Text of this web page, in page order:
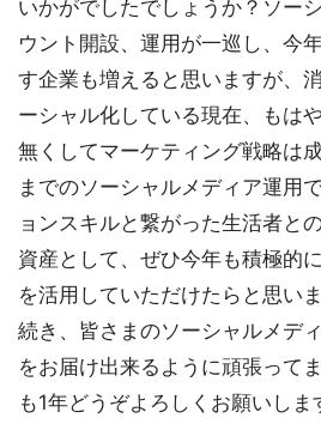
いかがでしたでしょうか？ソー
ウント開設、運用が一巡し、今
す企業も増えると思いますが、
ーシャル化している現在、もは
無くしてマーケティング戦略は
までのソーシャルメディア運用
ョンスキルと繋がった生活者と
資産として、ぜひ今年も積極的
を活用していただけたらと思い
続き、皆さまのソーシャルメデ
をお届け出来るように頑張って
も1年どうぞよろしくお願いしま